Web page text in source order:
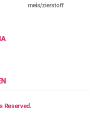
meis/zierstoff
Reserved.